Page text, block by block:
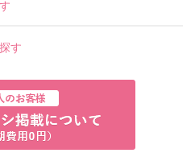
す